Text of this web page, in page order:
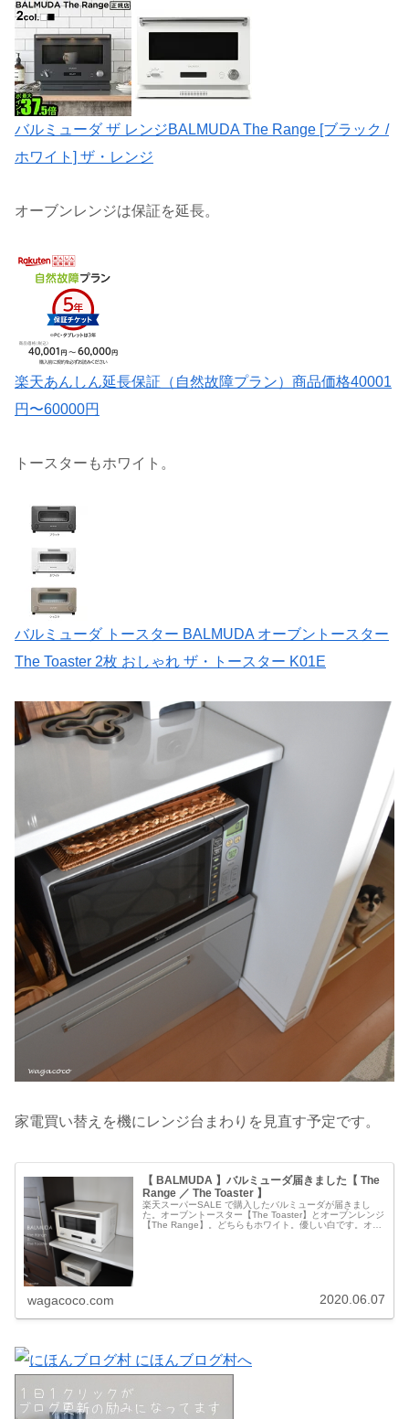
バルミューダ ザ レンジBALMUDA The Range [ブラック /
ホワイト] ザ・レンジ
オーブンレンジは保証を延長。
楽天あんしん延長保証（自然故障プラン）商品価格40001
円〜60000円
トースターもホワイト。
バルミューダ トースター BALMUDA オーブントースター
The Toaster 2枚 おしゃれ ザ・トースター K01E
家電買い替えを機にレンジ台まわりを見直す予定です。
【 BALMUDA 】バルミューダ届きました【 The
Range ／ The Toaster 】
楽天スーパーSALE で購入したバルミューダが届きまし
た。オーブントースター【The Toaster】とオーブンレンジ
【The Range】。どちらもホワイト。優しい白です。オー
wagacoco.com 2020.06.07